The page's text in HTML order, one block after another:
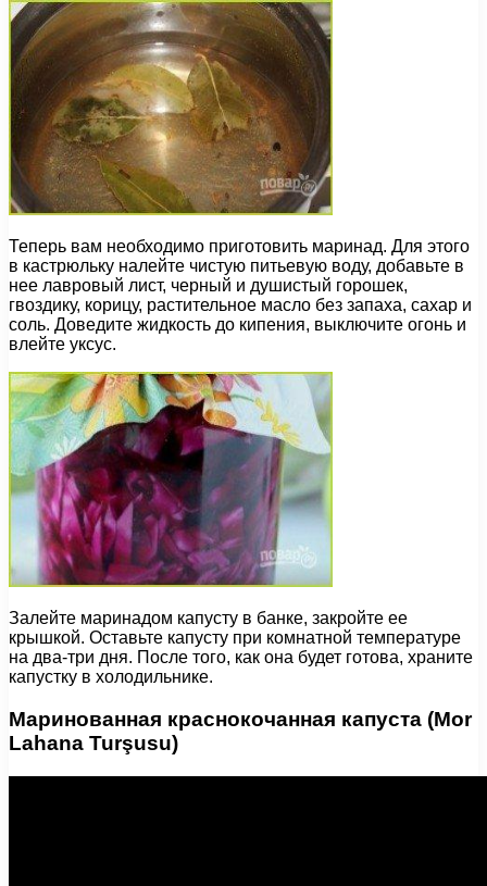
Теперь вам необходимо приготовить маринад. Для этого
в кастрюльку налейте чистую питьевую воду, добавьте в
нее лавровый лист, черный и душистый горошек,
гвоздику, корицу, растительное масло без запаха, сахар и
соль. Доведите жидкость до кипения, выключите огонь и
влейте уксус.
Залейте маринадом капусту в банке, закройте ее
крышкой. Оставьте капусту при комнатной температуре
на два-три дня. После того, как она будет готова, храните
капустку в холодильнике.
Маринованная краснокочанная капуста (Mor
Lahana Turşusu)